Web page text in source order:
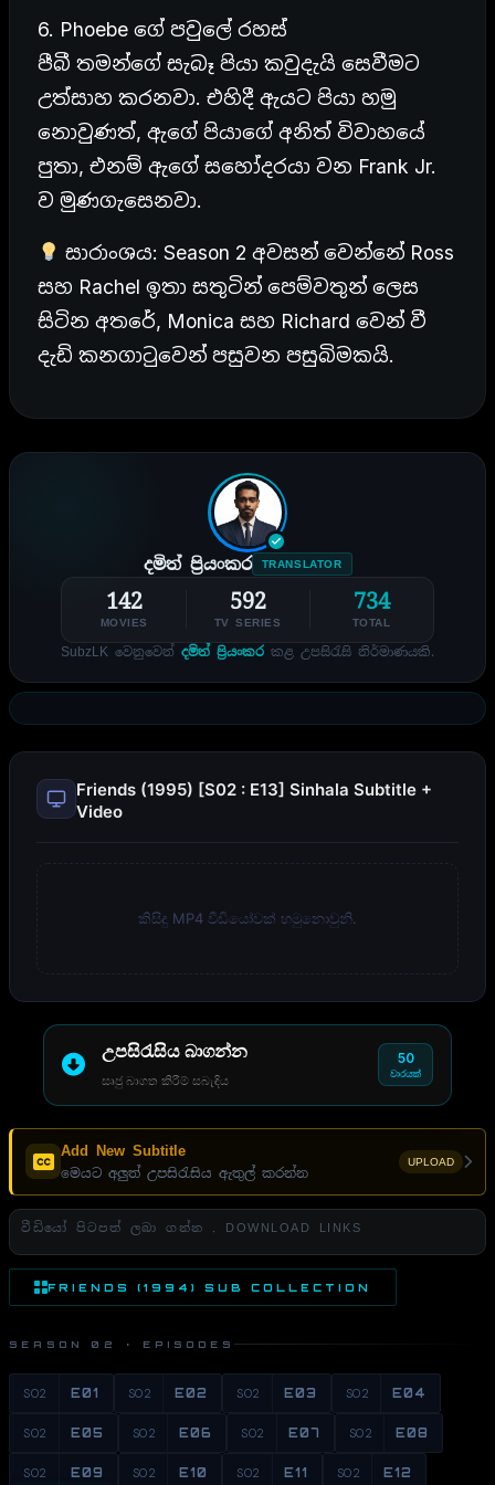
6. Phoebe ගේ පවුලේ රහස්
පීබී තමන්ගේ සැබෑ පියා කවුදැයි සෙවීමට
උත්සාහ කරනවා. එහිදී ඇයට පියා හමු
නොවුණත්, ඇගේ පියාගේ අනිත් විවාහයේ
පුතා, එනම් ඇගේ සහෝදරයා වන Frank Jr.
ව මුණගැසෙනවා.
සාරාංශය: Season 2 අවසන් වෙන්නේ Ross
සහ Rachel ඉතා සතුටින් පෙම්වතුන් ලෙස
සිටින අතරේ, Monica සහ Richard වෙන් වී
දැඩි කනගාටුවෙන් පසුවන පසුබිමකයි.
දමිත් ප්‍රියංකර TRANSLATOR
142
MOVIES
592
TV SERIES
734
TOTAL
SubzLK වෙනුවෙන් දමිත් ප්‍රියංකර කළ උපසිරැසි නිර්මාණයකි.
Friends (1995) [S02 : E13] Sinhala Subtitle +
Video
කිසිදු MP4 වීඩියෝවක් හමුනොවුනි.
උපසිරැසිය බාගන්න
සෘජු බාගත කිරීම් සබැඳිය
50
වාරයක්
Add New Subtitle
මෙයට අලුත් උපසිරැසිය ඇතුල් කරන්න
UPLOAD
වීඩියෝ පිටපත් ලබා ගන්න . DOWNLOAD LINKS
FRIENDS (1994) SUB COLLECTION
SEASON 02 · EPISODES
S02 E01 S02 E02 S02 E03 S02 E04
S02 E05 S02 E06 S02 E07 S02 E08
S02 E09 S02 E10 S02 E11 S02 E12